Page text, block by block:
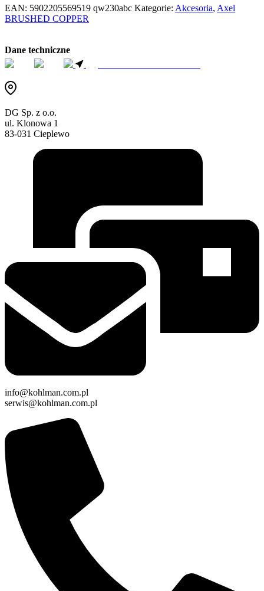
EAN: 5902205569519 qw230abc Kategorie: Akcesoria, Axel
BRUSHED COPPER
Dane techniczne
DG Sp. z o.o.
ul. Klonowa 1
83-031 Cieplewo
info@kohlman.com.pl
serwis@kohlman.com.pl